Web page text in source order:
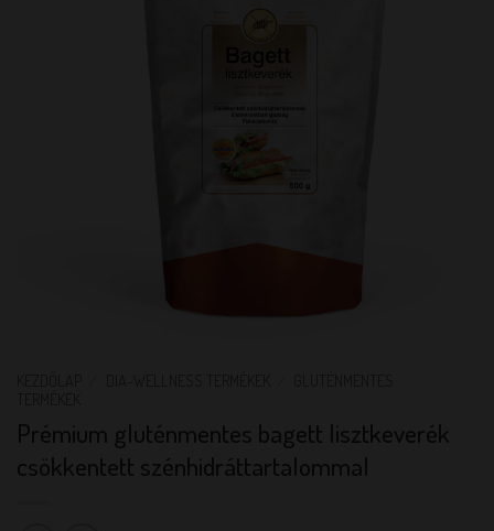
Prémium gluténmentes bagett lisztkeverék
csökkentett szénhidráttartalommal